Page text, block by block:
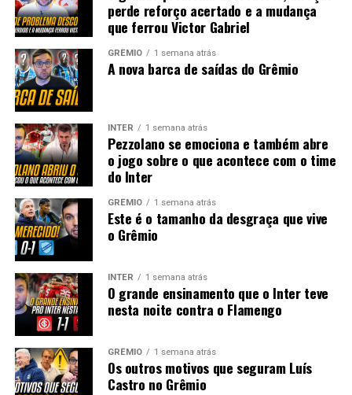
perde reforço acertado e a mudança
que ferrou Victor Gabriel
GRÊMIO 1 semana atrás
A nova barca de saídas do Grêmio
INTER 1 semana atrás
Pezzolano se emociona e também abre
o jogo sobre o que acontece com o time
do Inter
GRÊMIO 1 semana atrás
Este é o tamanho da desgraça que vive
o Grêmio
INTER 1 semana atrás
O grande ensinamento que o Inter teve
nesta noite contra o Flamengo
GRÊMIO 1 semana atrás
Os outros motivos que seguram Luís
Castro no Grêmio